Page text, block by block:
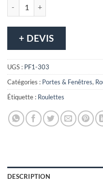
+ DEVIS
UGS : PF1-303
Catégories : Portes & Fenêtres,
Étiquette : Roulettes
DESCRIPTION